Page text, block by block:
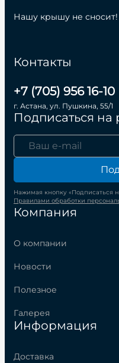
Компания
О компании
Новости
Полезное
Галерея
Информация
Доставка
Контакты
+7 (705) 956 16-10
г. Астана, ул. Пушкина, 55/1
Подписаться на
Нажимая кнопку «Подписаться
Правилами обработки
Нашу крышу не сносит!